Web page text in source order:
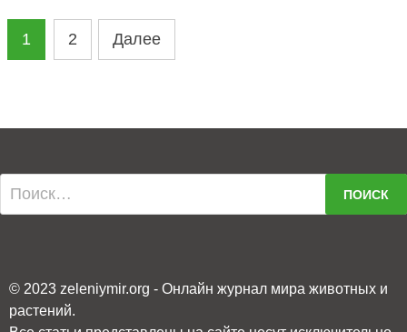
НАВИГАЦИЯ
ПО
1 2 Далее
Найти:
© 2023 zeleniymir.org - Онлайн журнал мира животных и
растений.